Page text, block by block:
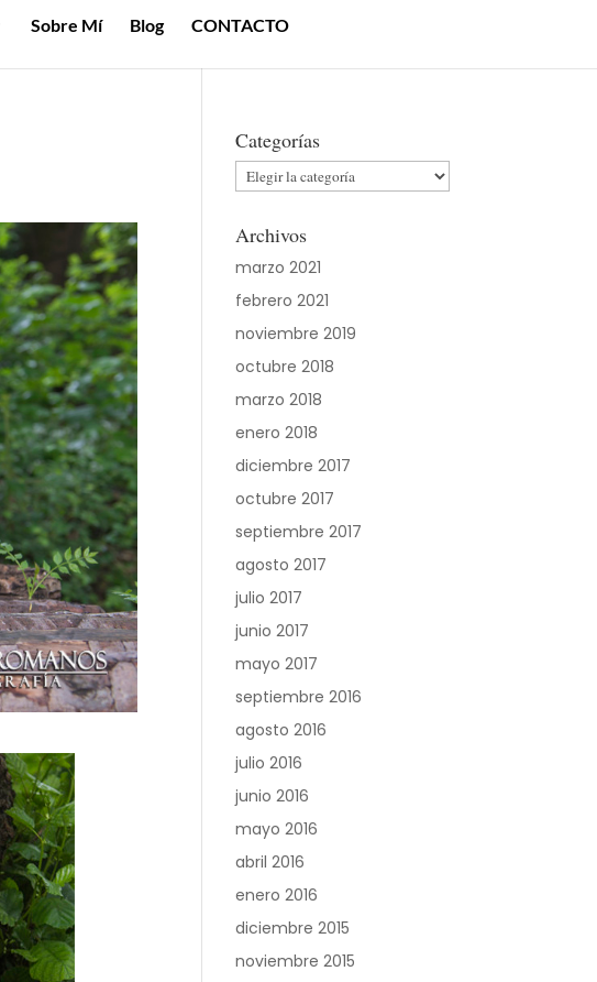
Sobre Mí Blog CONTACTO
Categorías
Categorías
Archivos
marzo 2021
febrero 2021
noviembre 2019
octubre 2018
marzo 2018
enero 2018
diciembre 2017
octubre 2017
septiembre 2017
agosto 2017
julio 2017
junio 2017
mayo 2017
septiembre 2016
agosto 2016
julio 2016
junio 2016
mayo 2016
abril 2016
enero 2016
diciembre 2015
noviembre 2015